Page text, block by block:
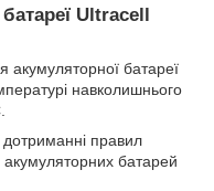
Ultracell
акумуляторної батареї
навколишнього
правил
акумуляторних батарей